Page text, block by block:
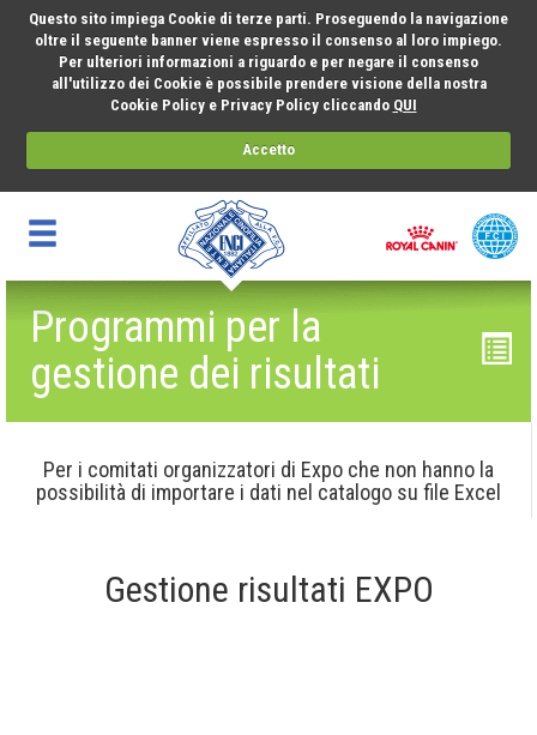
Questo sito impiega Cookie di terze parti. Proseguendo la navigazione
oltre il seguente banner viene espresso il consenso al loro impiego.
Per ulteriori informazioni a riguardo e per negare il consenso
all'utilizzo dei Cookie è possibile prendere visione della nostra
Cookie Policy e Privacy Policy cliccando QUI
Accetto
Programmi per la
gestione dei risultati
Per i comitati organizzatori di Expo che non hanno la
possibilità di importare i dati nel catalogo su file Excel
Gestione risultati EXPO